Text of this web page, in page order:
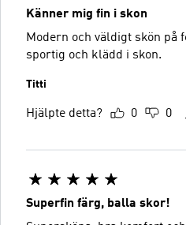
Känner mig fin i skon
Modern och väldigt skön på
sportig och klädd i skon.
Titti
Hjälpte detta? 0 0
Superfin färg, balla skor!